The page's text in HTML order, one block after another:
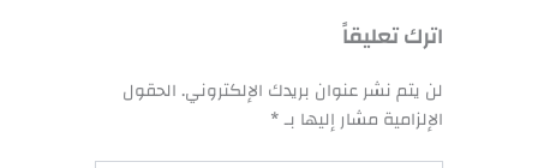
اترك تعليقاً
لن يتم نشر عنوان بريدك الإلكتروني.الحقول
الإلزامية مشار إليها بـ*